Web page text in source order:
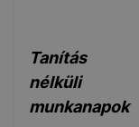
Tanítás
nélküli
munkanapok